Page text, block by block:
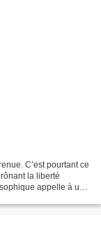
C’est pourtant ce
la liberté
appelle à une